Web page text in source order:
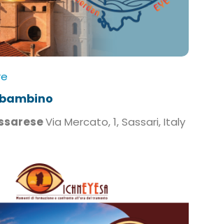
Via Mercato, 1, Sassari, Italy